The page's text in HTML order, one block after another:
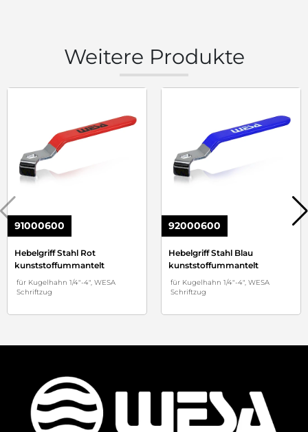
Weitere Produkte
91000600
Hebelgriff Stahl Rot
kunststoffummantelt
für Kugelhahn 1/4"-4", WESA
Schriftzug
92000600
Hebelgriff Stahl Blau
kunststoffummantelt
für Kugelhahn 1/4"-4", WESA
Schriftzug